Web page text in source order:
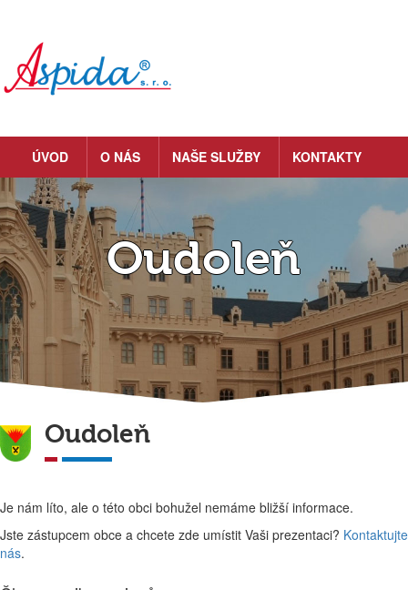
ÚVOD O NÁS NAŠE SLUŽBY KONTAKTY
Oudoleň
Oudoleň
Je nám líto, ale o této obci bohužel nemáme bližší informace.
Jste zástupcem obce a chcete zde umístit Vaši prezentaci? Kontaktujte
nás.